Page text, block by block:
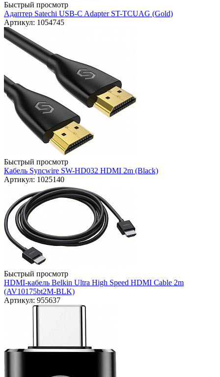
Быстрый просмотр
Адаптер Satechi USB-C Adapter ST-TCUAG (Gold)
Артикул: 1054745
Быстрый просмотр
Кабель Syncwire SW-HD032 HDMI 2m (Black)
Артикул: 1025140
Быстрый просмотр
HDMI-кабель Belkin Ultra High Speed HDMI Cable 2m
(AV10175bt2M-BLK)
Артикул: 955637